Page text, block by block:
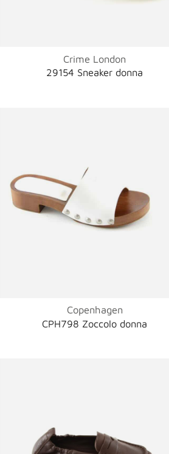
Crime London
29154 Sneaker donna
Copenhagen
CPH798 Zoccolo donna